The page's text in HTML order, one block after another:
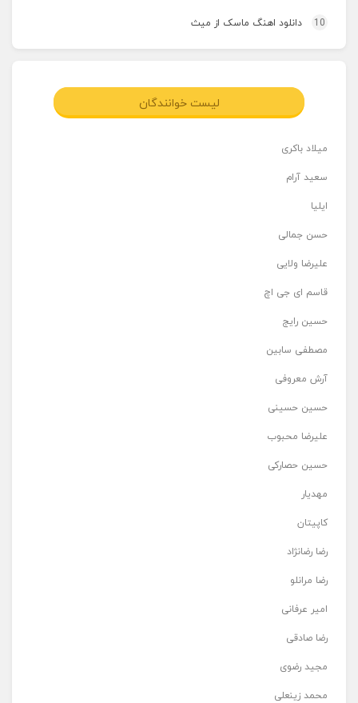
10 دانلود اهنگ ماسک از میث
لیست خوانندگان
میلاد باکری
سعید آرام
ایلیا
حسن جمالی
علیرضا ولایی
قاسم ای جی اچ
حسین رایج
مصطفی سابین
آرش معروفی
حسین حسینی
علیرضا محبوب
حسین حصارکی
مهدیار
کاپیتان
رضا رضانژاد
رضا مرانلو
امیر عرفانی
رضا صادقی
مجید رضوی
محمد زینعلی